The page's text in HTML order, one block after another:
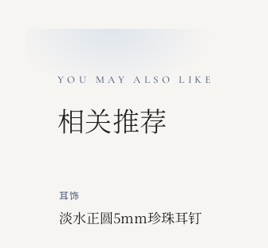
YOU MAY ALSO LIKE
相关推荐
耳饰
淡水正圆5mm珍珠耳钉